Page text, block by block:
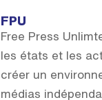
FPU
Free Press
les états et les
créer un
médias